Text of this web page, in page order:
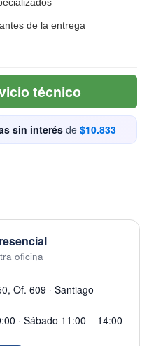
de la entrega
técnico
sin interésde $10.833
oficina
Of. 609 · Santiago
· Sábado 11:00 – 14:00